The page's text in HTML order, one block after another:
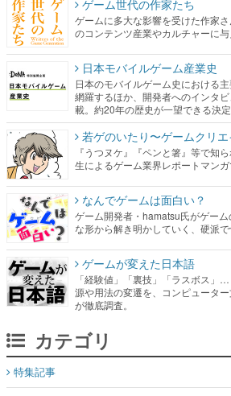
日本モバイルゲーム産業史
日本のモバイルゲーム史における
網羅するほか、開発者へのインタビ
若ゲのいたり〜ゲームクリエ
『うつヌケ』『ペンと箸』等で知
生によるゲーム業界レポートマンガ
なんでゲームは面白い？
ゲーム開発者・hamatsu氏がゲー
な形から解き明かしていく、硬派で
ゲームが変えた日本語
「経験値」「裏技」「ラスボス」
源や用法の変遷を、コンピューター
カテゴリ
マンガ
女性向け